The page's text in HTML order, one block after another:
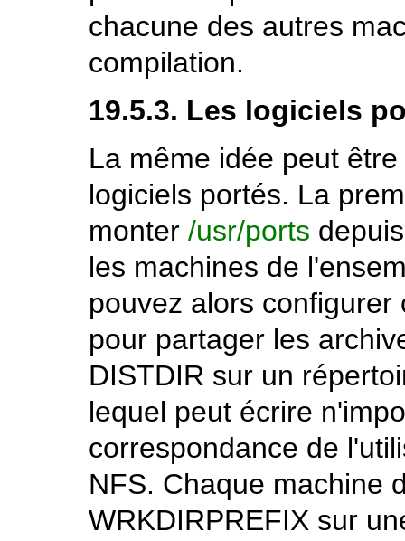
chacune des autres
compilation.
19.5.3. Les logiciels
La même idée peut
logiciels portés. La
monter /usr/ports
les machines de
pouvez alors
pour partager les
DISTDIR sur un
lequel peut écrire
correspondance de
NFS. Chaque machine
WRKDIRPREFIX sur